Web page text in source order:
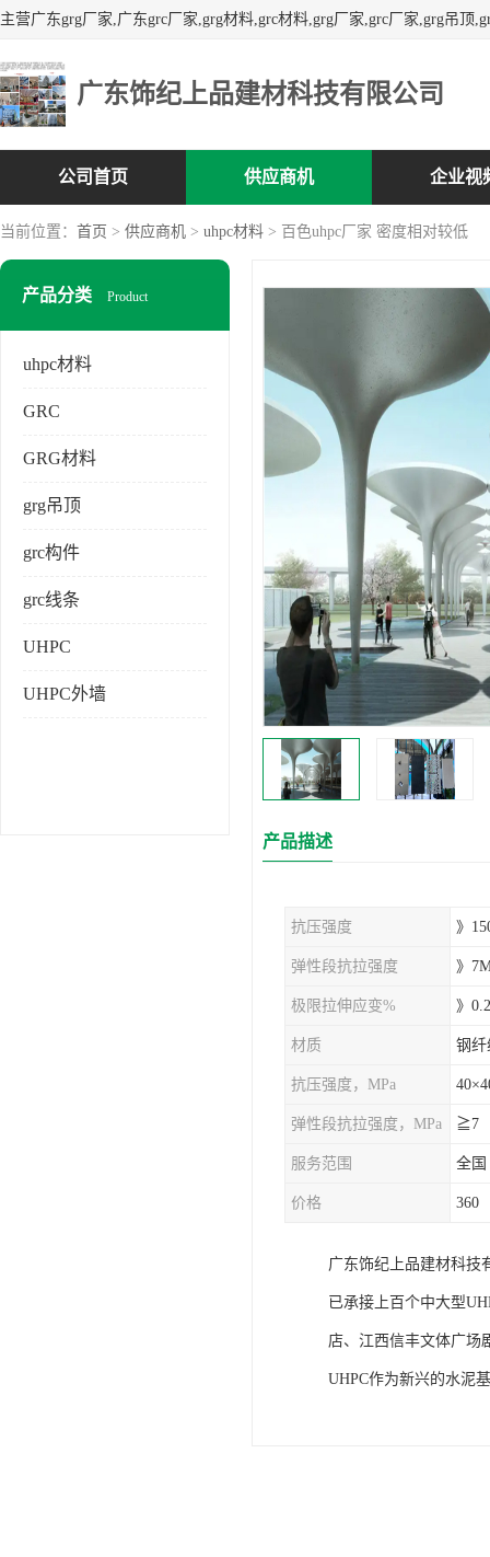
广东饰纪上品建材科技有限公司
公司首页 供应商机 企业视
当前位置： 首页 > 供应商机 > uhpc材料 > 百色uhpc厂家 密度相对较低
产品分类 Product
uhpc材料
GRC
GRG材料
grg吊顶
grc构件
grc线条
UHPC
UHPC外墙
产品描述
抗压强度 》
弹性段抗拉强度 》
极限拉伸应变% 》0.2
材质 钢纤
抗压强度，MPa
弹性段抗拉强度，MPa ≧7
服务范围 全国
价格 360
广东饰纪上品建材科技
已承接上百个中大型
店、江西信丰文体广场
UHPC作为新兴的水泥